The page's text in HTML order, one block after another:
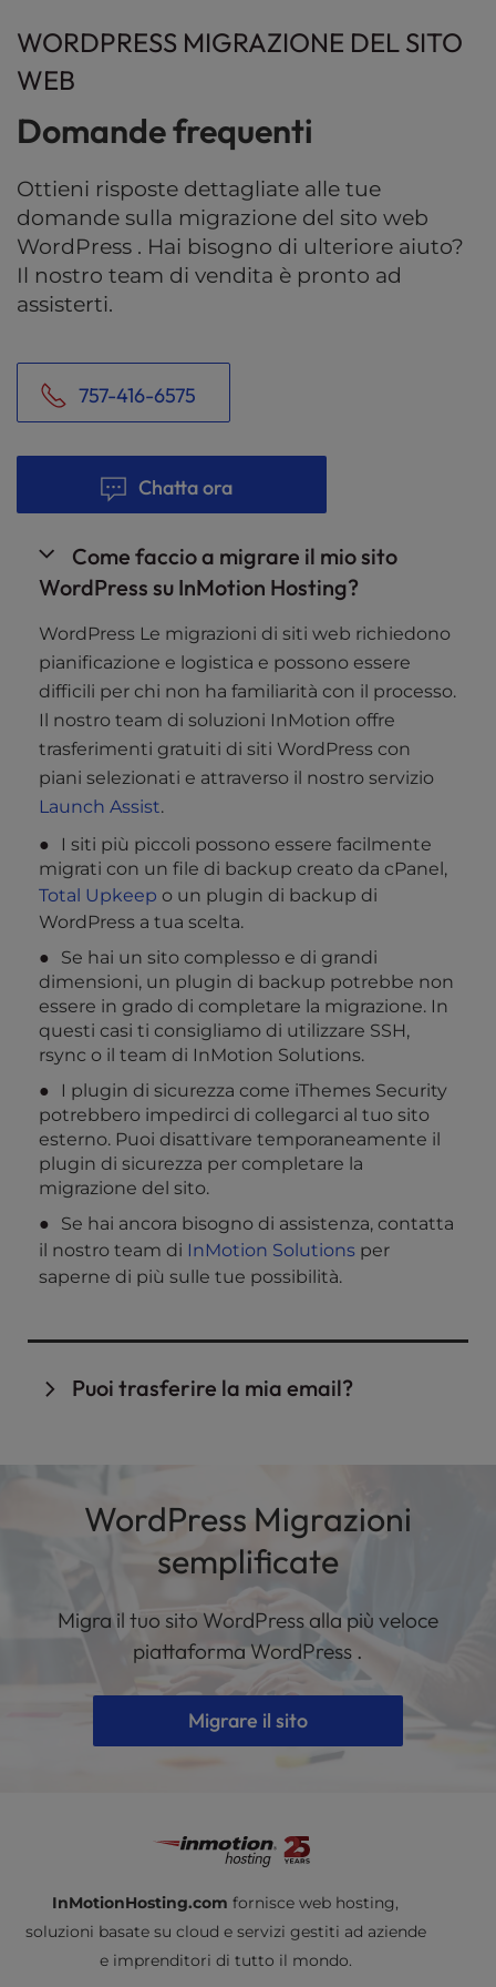
WORDPRESS MIGRAZIONE DEL SITO
WEB
Domande frequenti
Ottieni risposte dettagliate alle tue
domande sulla migrazione del sito web
WordPress . Hai bisogno di ulteriore aiuto?
Il nostro team di vendita è pronto ad
assisterti.
757-416-6575
Chatta ora
Come faccio a migrare il mio sito
WordPress su InMotion Hosting?
WordPress Le migrazioni di siti web richiedono
pianificazione e logistica e possono essere
difficili per chi non ha familiarità con il processo.
Il nostro team di soluzioni InMotion offre
trasferimenti gratuiti di siti WordPress con
piani selezionati e attraverso il nostro servizio
Launch Assist.
I siti più piccoli possono essere facilmente
migrati con un file di backup creato da cPanel,
Total Upkeep o un plugin di backup di
WordPress a tua scelta.
Se hai un sito complesso e di grandi
dimensioni, un plugin di backup potrebbe non
essere in grado di completare la migrazione. In
questi casi ti consigliamo di utilizzare SSH,
rsync o il team di InMotion Solutions.
I plugin di sicurezza come iThemes Security
potrebbero impedirci di collegarci al tuo sito
esterno. Puoi disattivare temporaneamente il
plugin di sicurezza per completare la
migrazione del sito.
Se hai ancora bisogno di assistenza, contatta
il nostro team di InMotion Solutions per
saperne di più sulle tue possibilità.
Puoi trasferire la mia email?
tuo sito WordPress , dovrai migrare la tua email
Supportiamo le migrazioni per gli account e-
mail esistenti basati su cPanel, ma non
possiamo trasferire le e-mail che utilizzano
Microsoft 365 o Office Exchange.
InMotion offre diverse opzioni per l'hosting di
e-mail aziendali, come Google Workspace e l'e-
Control Web Panel.
WordPress Migrazioni
semplificate
Migra il tuo sito WordPress alla più veloce
piattaforma WordPress .
Migrare il sito
InMotionHosting.com fornisce web hosting,
soluzioni basate su cloud e servizi gestiti ad aziende
e imprenditori di tutto il mondo.